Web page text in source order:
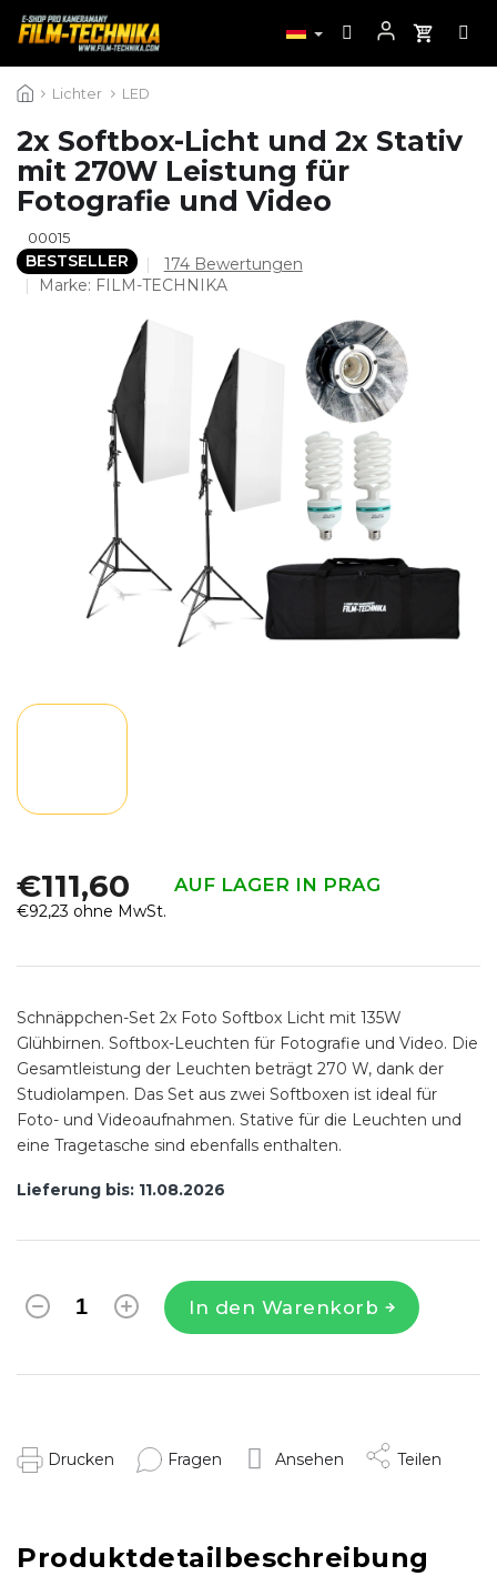
Inhalt Lichter LED
2x Softbox-Licht und 2x Stativ
mit 270W Leistung für
Fotografie und Video
00015
BESTSELLER
Die
durchschnittliche
Sternen.
174 Bewertungen
Marke: FILM-TECHNIKA
€111,60 AUF LAGER IN PRAG
€92,23 ohne MwSt.
Lieferung bis: 11.08.2026
In den Warenkorb
Schnäppchen-Set 2x Foto Softbox Licht mit 135W
Glühbirnen. Softbox-Leuchten für Fotografie und Video. Die
Gesamtleistung der Leuchten beträgt 270 W, dank der
Studiolampen. Das Set aus zwei Softboxen ist ideal für
Foto- und Videoaufnahmen. Stative für die Leuchten und
eine Tragetasche sind ebenfalls enthalten.
Drucken Fragen Ansehen Teilen
Produktdetailbeschreibung